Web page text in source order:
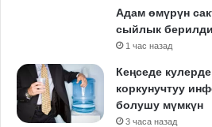
Адам өмүрүн
сыйлык берилди
1 час назад
Кеңседе
коркунучтуу
болушу мүмкүн
3 часа назад